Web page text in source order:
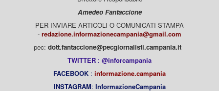
Amedeo Fantaccione
PER INVIARE ARTICOLI O COMUNICATI STAMPA
- redazione.informazionecampania@gmail.com
pec: dott.fantaccione@pecgiornalisti.campania.it
TWITTER : @inforcampania
FACEBOOK : informazione.campania
INSTAGRAM: InformazioneCampania